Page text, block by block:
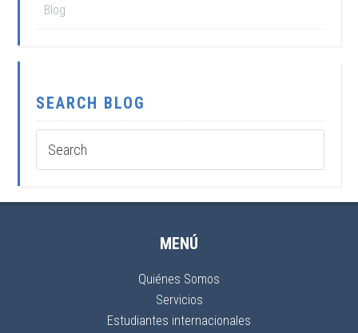
Blog
SEARCH BLOG
MENÚ
Quiénes Somos
Servicios
Estudiantes internacionales